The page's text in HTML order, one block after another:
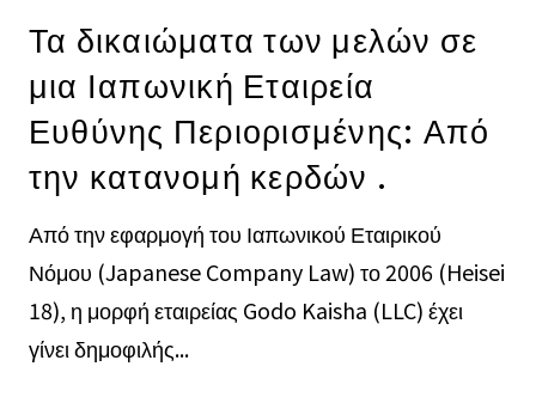
Τα δικαιώματα των μελών σε
μια Ιαπωνική Εταιρεία
Ευθύνης Περιορισμένης: Από
την κατανομή κερδών .
Από την εφαρμογή του Ιαπωνικού Εταιρικού
Νόμου (Japanese Company Law) το 2006 (Heisei
18), η μορφή εταιρείας Godo Kaisha (LLC) έχει
γίνει δημοφιλής...